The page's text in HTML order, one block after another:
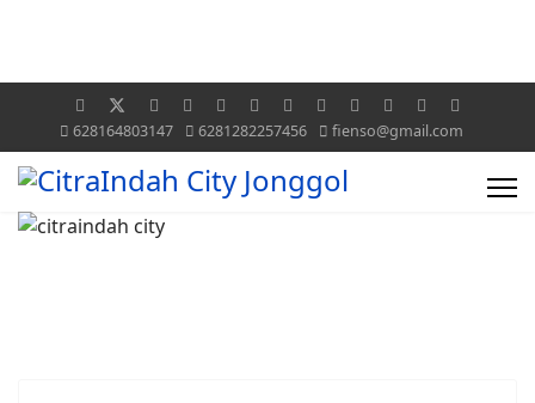
628164803147 6281282257456 fienso@gmail.com